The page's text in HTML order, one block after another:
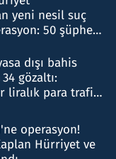
yeni nesil suç
50 şüpheli
dışı bahis
gözaltı:
liralık para trafiği
operasyon!
Hürriyet ve